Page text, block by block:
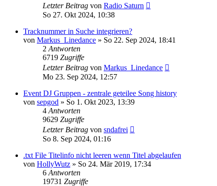
Letzter Beitrag von Radio Saturn
So 27. Okt 2024, 10:38
Tracknummer in Suche integrieren?
von Markus_Linedance » So 22. Sep 2024, 18:41
2 Antworten
6719 Zugriffe
Letzter Beitrag von Markus_Linedance
Mo 23. Sep 2024, 12:57
Event DJ Gruppen - zentrale geteilee Song history
von sepgod » So 1. Okt 2023, 13:39
4 Antworten
9629 Zugriffe
Letzter Beitrag von sndafrei
So 8. Sep 2024, 01:16
.txt File Titelinfo nicht leeren wenn Titel abgelaufen
von HollyWutz » So 24. Mär 2019, 17:34
6 Antworten
19731 Zugriffe